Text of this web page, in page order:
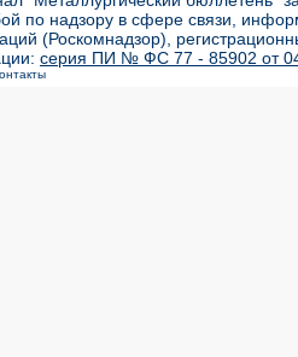
по надзору в сфере связи,
(Роскомнадзор),
серия ПИ № ФС 77 - 85902 от 04